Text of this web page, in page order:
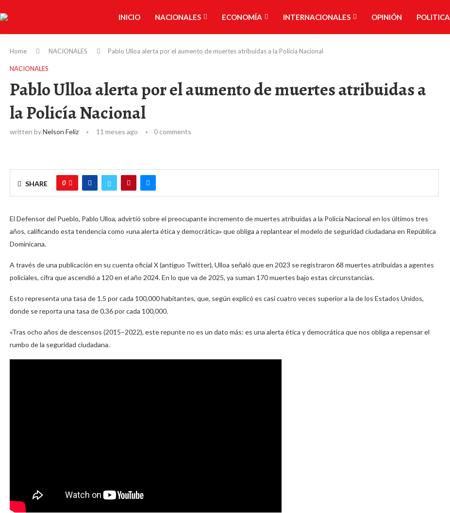
INICIO NACIONALES ECONOMÍA INTERNACIONALES OPINIÓN POLITICA
Home NACIONALES Pablo Ulloa alerta por el aumento de muertes atribuidas a la Policía Nacional
NACIONALES
Pablo Ulloa alerta por el aumento de muertes atribuidas a
la Policía Nacional
written byNelson Feliz 11 meses ago 0 comments
SHARE 0
El Defensor del Pueblo, Pablo Ulloa, advirtió sobre el preocupante incremento de muertes atribuidas a la Policía Nacional en los últimos tres
años, calificando esta tendencia como «una alerta ética y democrática» que obliga a replantear el modelo de seguridad ciudadana en República
Dominicana.
A través de una publicación en su cuenta oficial X (antiguo Twitter), Ulloa señaló que en 2023 se registraron 68 muertes atribuidas a agentes
policiales, cifra que ascendió a 120 en el año 2024. En lo que va de 2025, ya suman 170 muertes bajo estas circunstancias.
Esto representa una tasa de 1.5 por cada 100,000 habitantes, que, según explicó es casi cuatro veces superior a la de los Estados Unidos,
donde se reporta una tasa de 0.36 por cada 100,000.
«Tras ocho años de descensos (2015–2022), este repunte no es un dato más: es una alerta ética y democrática que nos obliga a repensar el
rumbo de la seguridad ciudadana.